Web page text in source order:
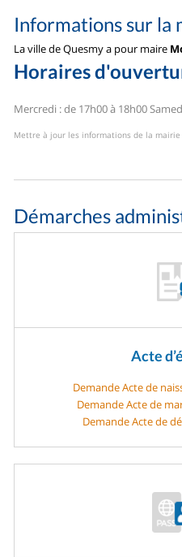
Informations sur la
La ville de Quesmy a pour maire
Horaires
Mercredi : de 17h00 à 18h00
Mettre à jour les informations de la mairie
Démarches
Acte
Demande Acte de
Demande Acte de
Demande Acte de